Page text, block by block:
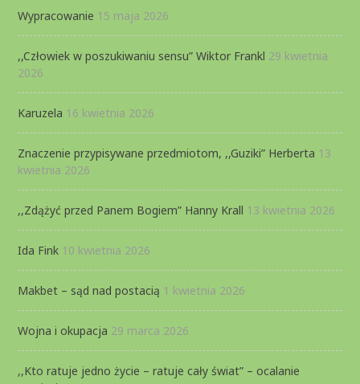
Wypracowanie 15 maja 2026
,,Człowiek w poszukiwaniu sensu” Wiktor Frankl 29 kwietnia
2026
Karuzela 16 kwietnia 2026
Znaczenie przypisywane przedmiotom, ,,Guziki” Herberta 13
kwietnia 2026
,,Zdążyć przed Panem Bogiem” Hanny Krall 13 kwietnia 2026
Ida Fink 10 kwietnia 2026
Makbet – sąd nad postacią 1 kwietnia 2026
Wojna i okupacja 29 marca 2026
,,Kto ratuje jedno życie – ratuje cały świat” – ocalanie